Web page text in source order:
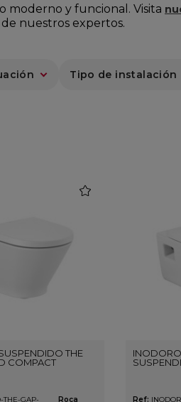
moderno y funcional. Visita
nuestros expertos.
Tipo de instalación
THE
COMPACT
THE-GAP-
Roca
favorite
Ref: